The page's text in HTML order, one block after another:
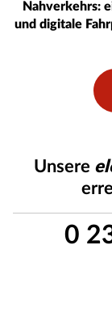
Nahverkehrs:
und digitale
Unsere
0